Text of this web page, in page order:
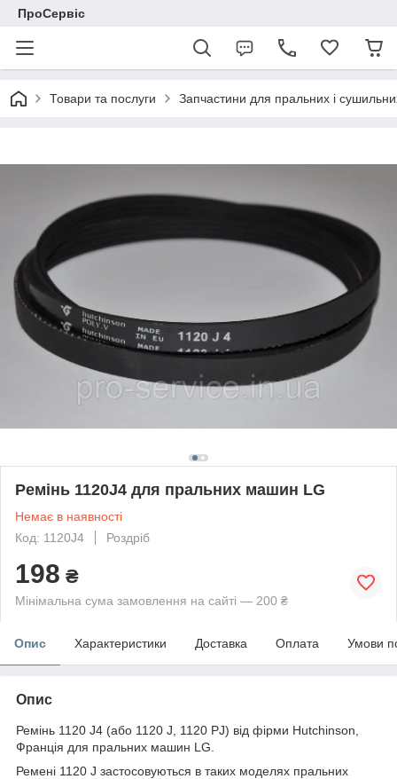
ПроСервіс
Товари та послуги Запчастини для пральних і
Ремінь 1120J4 для пральних машин LG
Немає в наявності
Код: 1120J4
Роздріб
198 ₴
Мінімальна сума замовлення на сайті — 200 ₴
Опис Характеристики Доставка Оплата Умови
Опис
Ремінь 1120 J4 (або 1120 J, 1120 PJ) від фірми Hutchinson,
Франція для пральних машин LG.
Ремені 1120 J застосовуються в таких моделях пральних